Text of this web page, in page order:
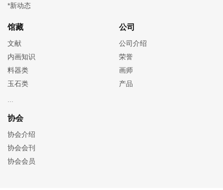
*新动态
馆藏
文献
内画知识
料器类
玉石类
公司
公司介绍
荣誉
画师
产品
协会
协会介绍
协会会刊
协会会员